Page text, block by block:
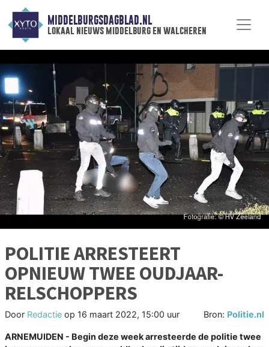
MIDDELBURGSDAGBLAD.NL
lokaal nieuws middelburg en walcheren
POLITIE ARRESTEERT
OPNIEUW TWEE OUDJAAR-
RELSCHOPPERS
Door Redactie op 16 maart 2022, 15:00 uur Bron: Politie.nl
ARNEMUIDEN - Begin deze week arresteerde de politie twee